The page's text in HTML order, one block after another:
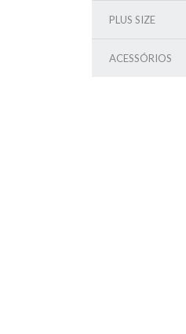
PLUS SIZE
ACESSÓRIOS